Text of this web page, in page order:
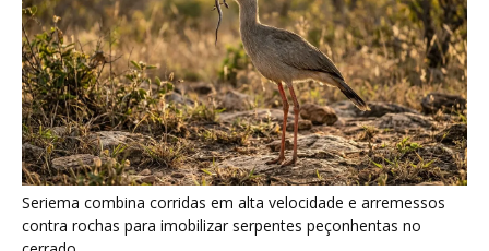
Últimas noticias
Tiê-sangue acumula carotenoides da fruta na
plumagem e só o macho...
8 de agosto de 2026
Aruá respira com pulmão e brânquias, usa
sifão até a superfície...
8 de agosto de 2026